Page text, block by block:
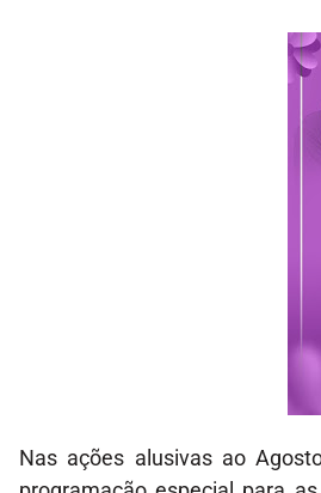
Nas ações alusivas ao